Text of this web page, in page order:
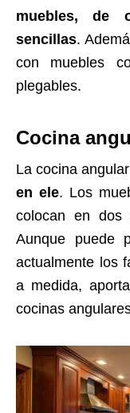
muebles, de
sencillas.
con muebles
plegables.
Cocina
La cocina
en ele. Los
colocan en dos
Aunque puede
actualmente los
a medida,
cocinas